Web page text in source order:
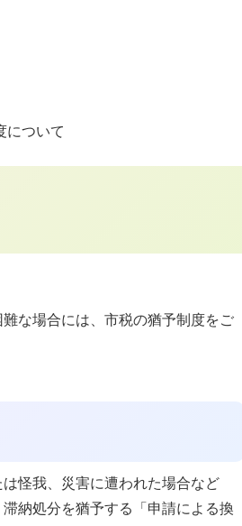
について
な場合には、市税の猶予制度をご
怪我、災害に遭われた場合など
納処分を猶予する「申請による換